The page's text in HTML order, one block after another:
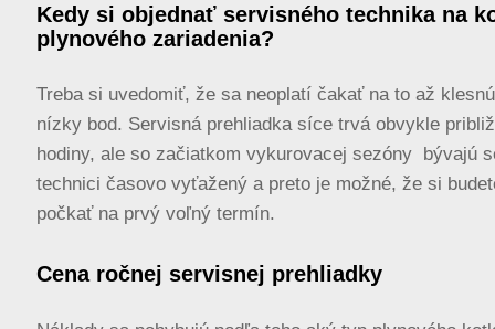
Kedy si objednať servisného technika na
plynového zariadenia?
Treba si uvedomiť, že sa neoplatí čakať na to až
nízky bod. Servisná prehliadka síce trvá obvykle
hodiny, ale so začiatkom vykurovacej sezóny bývajú
technici časovo vyťažený a preto je možné, že si
počkať na prvý voľný termín.
Cena ročnej servisnej prehliadky